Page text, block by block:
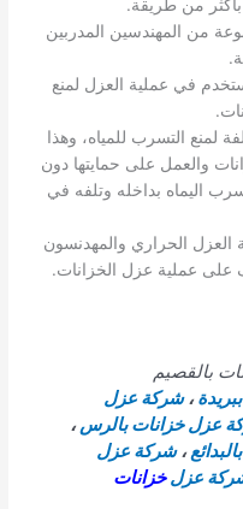
بأكثر من طريقة.
من المهندسين المدربين
في عملية العزل لمنع
لمنع التسرب للمياه، وهذا
والعمل على حمايتها دون
اليماه بداخله وتلفه في
العزل الحراري والمهدنسون
على عملية عزل الخزانات.
بالقصيم
ببريدة،شركة عزل
عزل خزانات بالرس،
،شركة عزل
عزلخزانات